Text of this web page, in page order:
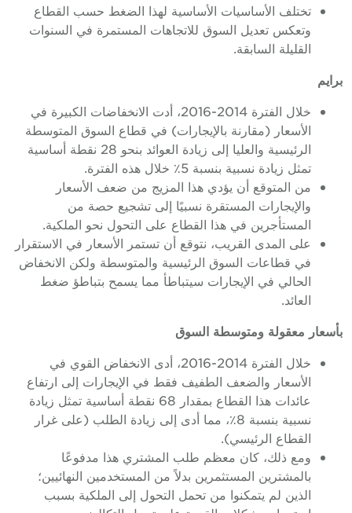
تختلف الأساسيات الأساسية لهذا الضغط حسب القطاع
وتعكس تعديل السوق للاتجاهات المستمرة في السنوات
القليلة السابقة.
برايم
خلال الفترة 2014-2016، أدت الانخفاضات الكبيرة في
الأسعار (مقارنة بالإيجارات) في قطاع السوق المتوسطة
الرئيسية والعليا إلى زيادة العوائد بنحو 28 نقطة أساسية
تمثل زيادة نسبية بنسبة 5٪ خلال هذه الفترة.
من المتوقع أن يؤدي هذا المزيج من ضعف الأسعار
والإيجارات المستقرة نسبيًا إلى تشجيع حصة من
المستأجرين في هذا القطاع على التحول نحو الملكية.
على المدى القريب، نتوقع أن تستمر الأسعار في الاستقرار
في قطاعات السوق الرئيسية والمتوسطة ولكن الانخفاض
الحالي في الإيجارات سيتباطأ مما يسمح بتباطؤ ضغط
العائد.
بأسعار معقولة ومتوسطة السوق
خلال الفترة 2014-2016، أدى الانخفاض القوي في
الأسعار والضعف الطفيف فقط في الإيجارات إلى ارتفاع
عائدات هذا القطاع بمقدار 68 نقطة أساسية تمثل زيادة
نسبية بنسبة 8٪، مما أدى إلى زيادة الطلب (على غرار
القطاع الرئيسي).
ومع ذلك، كان معظم طلب المشتري هذا مدفوعًا
بالمشترين المستثمرين بدلاً من المستخدمين النهائيين؛
الذين لم يتمكنوا من تحمل التحول إلى الملكية بسبب